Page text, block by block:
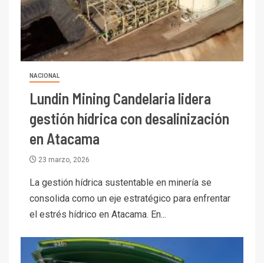
NACIONAL
Lundin Mining Candelaria lidera
gestión hídrica con desalinización
en Atacama
23 marzo, 2026
La gestión hídrica sustentable en minería se
consolida como un eje estratégico para enfrentar
el estrés hídrico en Atacama. En...